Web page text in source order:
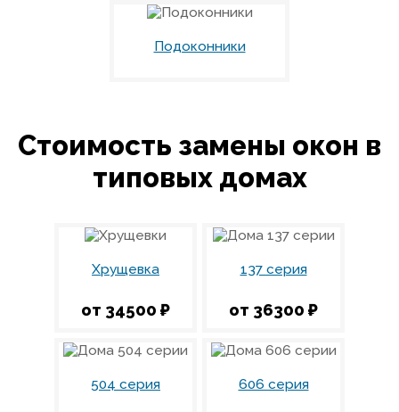
Подоконники
Стоимость замены окон в
типовых домах
Хрущевка
от 34500 ₽
137 серия
от 36300 ₽
504 серия 606 серия